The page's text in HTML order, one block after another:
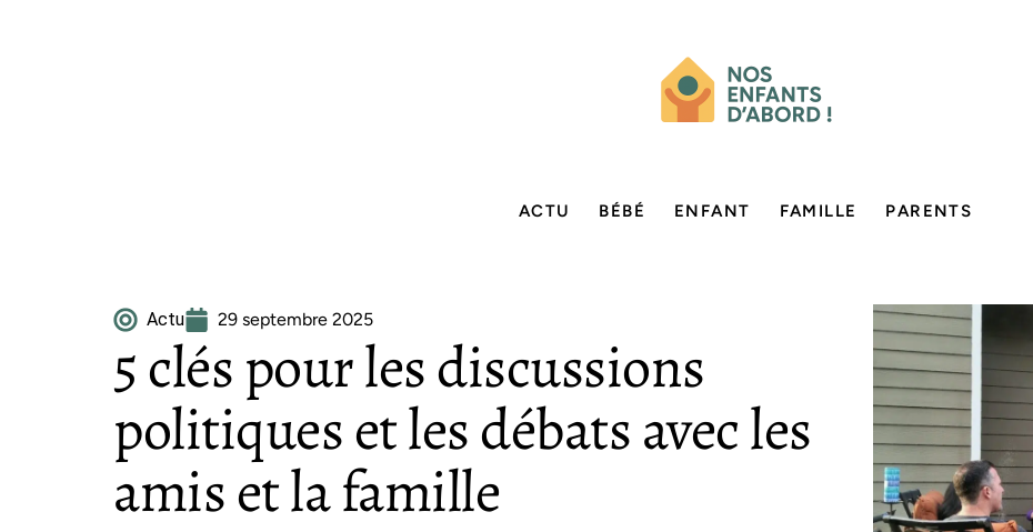
ACTU BÉBÉ ENFANT FAMILLE PARENTS
Actu 29 septembre 2025
5 clés pour les discussions
politiques et les débats avec les
amis et la famille